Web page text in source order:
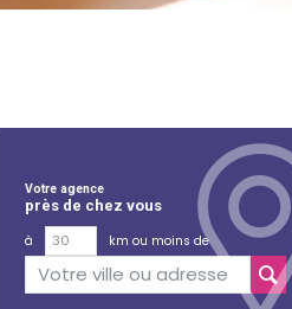
Votre agence
près de chez vous
à
km ou moins de